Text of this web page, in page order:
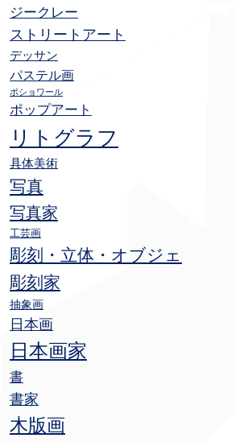
ジークレー
ストリートアート
デッサン
パステル画
ポショワール
ポップアート
リトグラフ
具体美術
写真
写真家
工芸画
彫刻・立体・オブジェ
彫刻家
抽象画
日本画
日本画家
書
書家
木版画